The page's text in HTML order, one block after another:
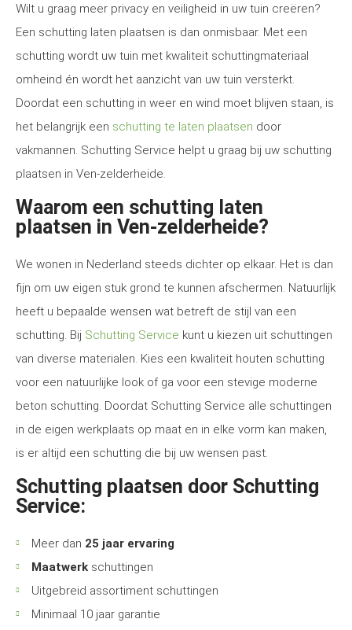
Wilt u graag meer privacy en veiligheid in uw tuin creëren?
Een schutting laten plaatsen is dan onmisbaar. Met een
schutting wordt uw tuin met kwaliteit schuttingmateriaal
omheind én wordt het aanzicht van uw tuin versterkt.
Doordat een schutting in weer en wind moet blijven staan, is
het belangrijk een schutting te laten plaatsen door
vakmannen. Schutting Service helpt u graag bij uw schutting
plaatsen in Ven-zelderheide.
Waarom een schutting laten
plaatsen in Ven-zelderheide?
We wonen in Nederland steeds dichter op elkaar. Het is dan
fijn om uw eigen stuk grond te kunnen afschermen. Natuurlijk
heeft u bepaalde wensen wat betreft de stijl van een
schutting. Bij Schutting Service kunt u kiezen uit schuttingen
van diverse materialen. Kies een kwaliteit houten schutting
voor een natuurlijke look of ga voor een stevige moderne
beton schutting. Doordat Schutting Service alle schuttingen
in de eigen werkplaats op maat en in elke vorm kan maken,
is er altijd een schutting die bij uw wensen past.
Schutting plaatsen door Schutting
Service:
Meer dan 25 jaar ervaring
Maatwerk schuttingen
Uitgebreid assortiment schuttingen
Minimaal 10 jaar garantie